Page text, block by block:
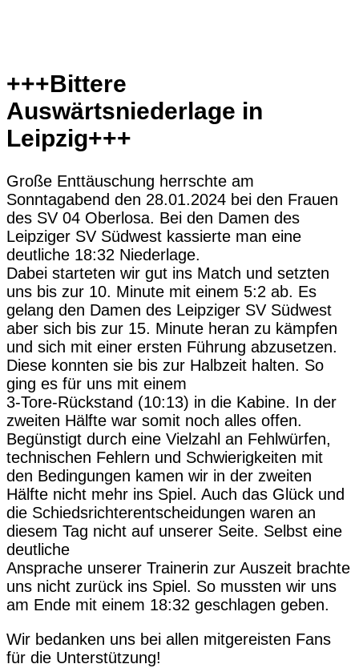
+++Bittere
Auswärtsniederlage in
Leipzig+++
Große Enttäuschung herrschte am
Sonntagabend den 28.01.2024 bei den Frauen
des SV 04 Oberlosa. Bei den Damen des
Leipziger SV Südwest kassierte man eine
deutliche 18:32 Niederlage.
Dabei starteten wir gut ins Match und setzten
uns bis zur 10. Minute mit einem 5:2 ab. Es
gelang den Damen des Leipziger SV Südwest
aber sich bis zur 15. Minute heran zu kämpfen
und sich mit einer ersten Führung abzusetzen.
Diese konnten sie bis zur Halbzeit halten. So
ging es für uns mit einem
3-Tore-Rückstand (10:13) in die Kabine. In der
zweiten Hälfte war somit noch alles offen.
Begünstigt durch eine Vielzahl an Fehlwürfen,
technischen Fehlern und Schwierigkeiten mit
den Bedingungen kamen wir in der zweiten
Hälfte nicht mehr ins Spiel. Auch das Glück und
die Schiedsrichterentscheidungen waren an
diesem Tag nicht auf unserer Seite. Selbst eine
deutliche
Ansprache unserer Trainerin zur Auszeit brachte
uns nicht zurück ins Spiel. So mussten wir uns
am Ende mit einem 18:32 geschlagen geben.
Wir bedanken uns bei allen mitgereisten Fans
für die Unterstützung!